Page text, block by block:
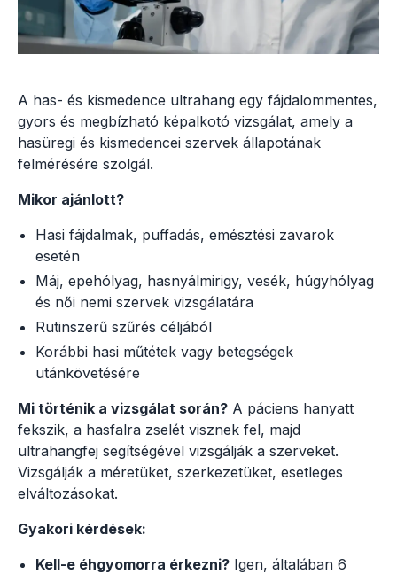
A has- és kismedence ultrahang egy fájdalommentes,
gyors és megbízható képalkotó vizsgálat, amely a
hasüregi és kismedencei szervek állapotának
felmérésére szolgál.
Mikor ajánlott?
Hasi fájdalmak, puffadás, emésztési zavarok
esetén
Máj, epehólyag, hasnyálmirigy, vesék, húgyhólyag
és női nemi szervek vizsgálatára
Rutinszerű szűrés céljából
Korábbi hasi műtétek vagy betegségek
utánkövetésére
Mi történik a vizsgálat során? A páciens hanyatt
fekszik, a hasfalra zselét visznek fel, majd
ultrahangfej segítségével vizsgálják a szerveket.
Vizsgálják a méretüket, szerkezetüket, esetleges
elváltozásokat.
Gyakori kérdések:
Kell-e éhgyomorra érkezni? Igen, általában 6